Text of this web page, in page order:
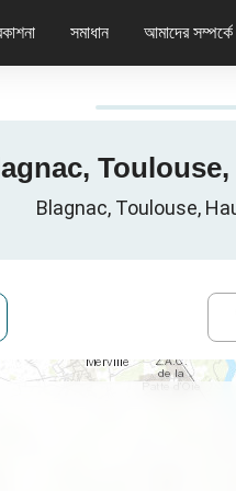
সমাধান আমাদের সম্পর্কে
Blagnac, Toulouse,